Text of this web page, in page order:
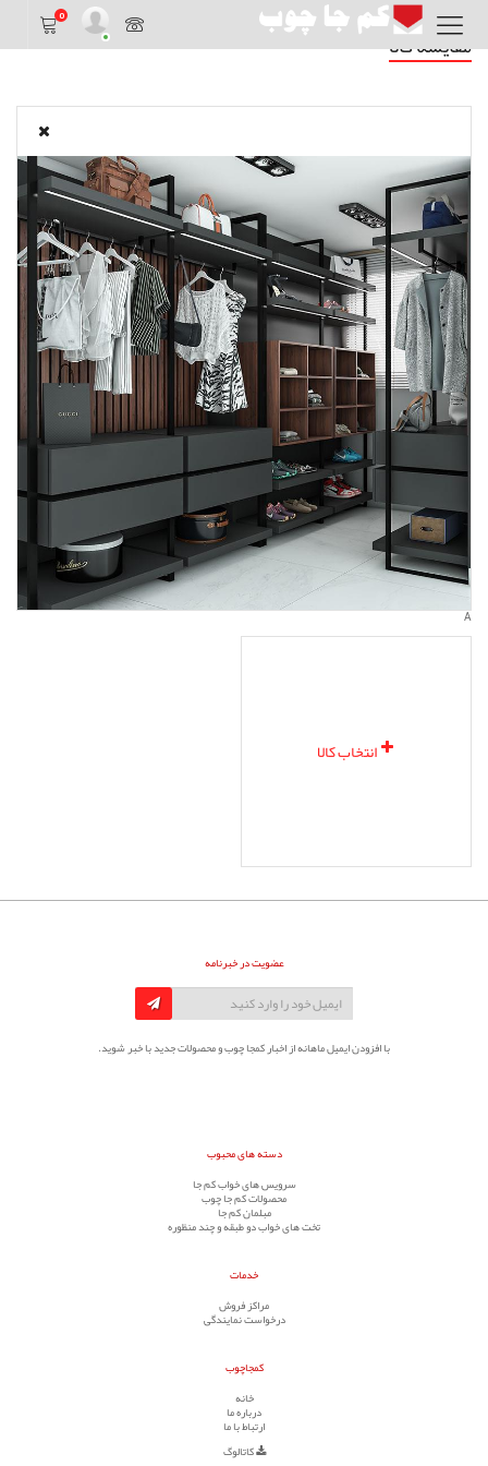
0
مقایسه کالا
A
انتخاب کالا
عضویت در خبرنامه
با افزودن ایمیل ماهانه از اخبار کمجا چوب و محصولات جدید با خبر شوید.
دسته های محبوب
سرویس های خواب کم جا
محصولات کم جا چوب
مبلمان کم جا
تخت های خواب دو طبقه و چند منظوره
خدمات
مراکز فروش
درخواست نمایندگی
کمجاچوب
خانه
درباره ما
ارتباط با ما
کاتالوگ